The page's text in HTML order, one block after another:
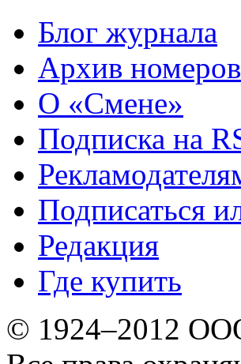
Блог журнала
Архив номеров
О «Смене»
Подписка на
Подписаться
Редакция
Где купить
© 1924–2012